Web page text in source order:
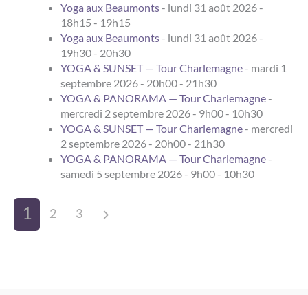
Yoga aux Beaumonts- lundi 31 août 2026 -
18h15 - 19h15
Yoga aux Beaumonts- lundi 31 août 2026 -
19h30 - 20h30
YOGA & SUNSET — Tour Charlemagne- mardi 1
septembre 2026 - 20h00 - 21h30
YOGA & PANORAMA — Tour Charlemagne-
mercredi 2 septembre 2026 - 9h00 - 10h30
YOGA & SUNSET — Tour Charlemagne- mercredi
2 septembre 2026 - 20h00 - 21h30
YOGA & PANORAMA — Tour Charlemagne-
samedi 5 septembre 2026 - 9h00 - 10h30
1 2 3